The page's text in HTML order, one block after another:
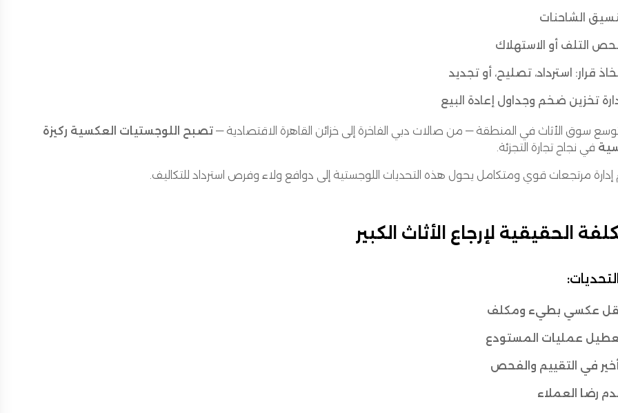
الشاحنات
التلف أو الاستهلاك
قرار: استرداد، تصليح، أو تجديد
تخزين ضخم وجداول إعادة البيع
سوق الأثاث في المنطقة — من صالات دبي الفاخرة إلى خزائن القاهرة الاقتصادية —تصبح اللوجستيات العكسية ركيزة
في نجاح تجارة التجزئة.
إدارة مرتجعات قوي ومتكامل يحول هذه التحديات اللوجستية إلى دوافع ولاء وفرص استرداد للتكاليف.
الحقيقية لإرجاع الأثاث الكبير
التحديات:
عكسي بطيء ومكلف
عمليات المستودع
في التقييم والفحص
رضا العملاء